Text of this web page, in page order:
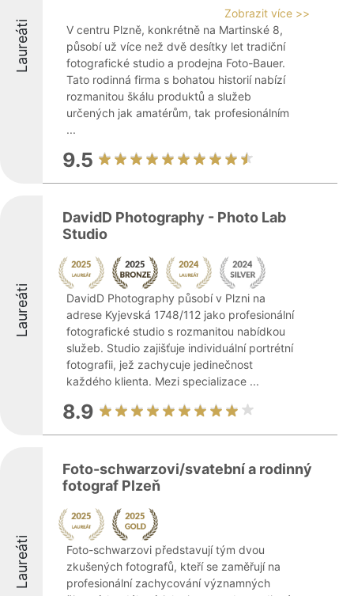
Laureáti
Zobrazit více >>
V centru Plzně, konkrétně na Martinské 8,
působí už více než dvě desítky let tradiční
fotografické studio a prodejna Foto-Bauer.
Tato rodinná firma s bohatou historií nabízí
rozmanitou škálu produktů a služeb
určených jak amatérům, tak profesionálním
...
9.5
Laureáti
DavidD Photography - Photo Lab
Studio
DavidD Photography působí v Plzni na
adrese Kyjevská 1748/112 jako profesionální
fotografické studio s rozmanitou nabídkou
služeb. Studio zajišťuje individuální portrétní
fotografii, jež zachycuje jedinečnost
každého klienta. Mezi specializace ...
8.9
Laureáti
Foto-schwarzovi/svatební a rodinný
fotograf Plzeň
Foto-schwarzovi představují tým dvou
zkušených fotografů, kteří se zaměřují na
profesionální zachycování významných